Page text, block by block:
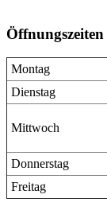
Öffnungszeiten
Montag
Dienstag
Mittwoch
Donnerstag
Freitag